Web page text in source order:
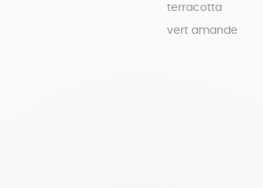
terracotta
vert amande